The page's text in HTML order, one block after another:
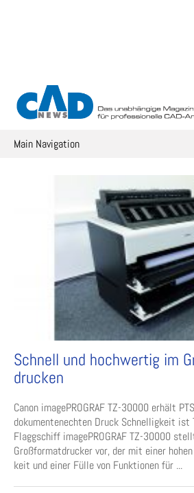
Main Navigation
Schnell und hochwertig im
drucken
Canon imagePROGRAF TZ-30000 erhält
dokumentenechten Druck Schnelligkeit ist
Flaggschiff imagePROGRAF TZ-30000
Großformatdrucker vor, der mit einer
keit und einer Fülle von Funktionen für ...